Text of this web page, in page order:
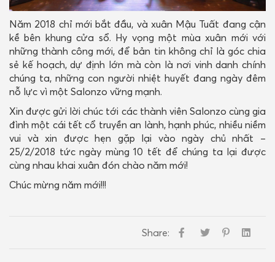
Năm 2018 chỉ mới bắt đầu, và xuân Mậu Tuất đang cận
kề bên khung cửa sổ. Hy vọng một mùa xuân mới với
những thành công mới, để bản tin không chỉ là góc chia
sẻ kế hoạch, dự định lớn mà còn là nơi vinh danh chính
chúng ta, những con người nhiệt huyết đang ngày đêm
nỗ lực vì một Salonzo vững mạnh.
Xin được gửi lời chúc tới các thành viên Salonzo cùng gia
đình một cái tết cổ truyền an lành, hạnh phúc, nhiều niềm
vui và xin được hẹn gặp lại vào ngày chủ nhất –
25/2/2018 tức ngày mùng 10 tết để chúng ta lại được
cùng nhau khai xuân đón chào năm mới!
Chúc mừng năm mới!!!
Share: